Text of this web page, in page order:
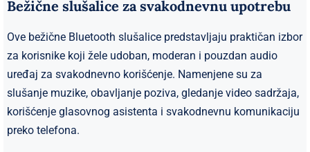
Bežične slušalice za svakodnevnu upotrebu
Ove bežične Bluetooth slušalice predstavljaju praktičan izbor
za korisnike koji žele udoban, moderan i pouzdan audio
uređaj za svakodnevno korišćenje. Namenjene su za
slušanje muzike, obavljanje poziva, gledanje video sadržaja,
korišćenje glasovnog asistenta i svakodnevnu komunikaciju
preko telefona.